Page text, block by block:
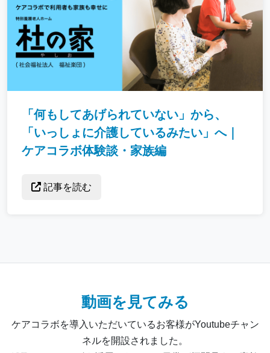
「何もしてあげられていない」から、
「いっしょに介護しているみたい」へ｜
ケアコラボ体験談・家族編
記事を読む
動画を見てみる
ケアコラボを導入いただいているお客様がYoutubeチャン
ネルを開設されました。